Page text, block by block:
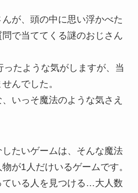
が、頭の中に思い浮かべた
で当ててくる謎のおじさん
ったような気がしますが、当
んでした。
いっそ魔法のような気さえ
たいゲームは、そんな魔法
が1人だけいるゲームです。
ている人を見つける…大人数